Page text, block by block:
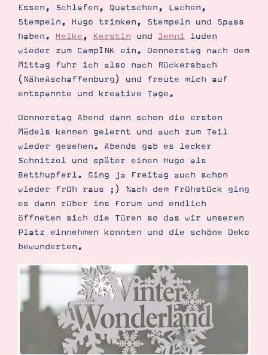
Angebote
Demonstrator werden
Gutscheine
Produkte erklärt
Über mich
Über Stampin’ Up!
Tipps & Tricks
Ordnungstipps
Essen, Schlafen, Quatschen, Lachen,
Stempeln, Hugo trinken, Stempeln und Spass
haben. Heike, Kerstin und Jenni luden
wieder zum CampINK ein. Donnerstag nach dem
Mittag fuhr ich also nach Rückersbach
(NäheAschaffenburg) und freute mich auf
entspannte und kreative Tage.
Donnerstag Abend dann schon die ersten
Mädels kennen gelernt und auch zum Teil
wieder gesehen. Abends gab es lecker
Schnitzel und später einen Hugo als
Betthupferl. Ging ja Freitag auch schon
wieder früh raus ;) Nach dem Frühstück ging
es dann rüber ins Forum und endlich
öffneten sich die Türen so das wir unseren
Platz einnehmen konnten und die schöne Deko
bewunderten.